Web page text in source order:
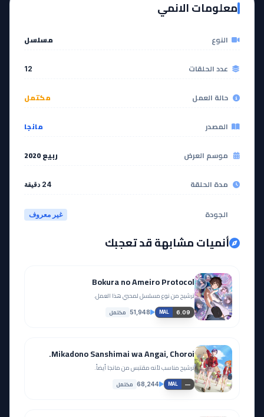
مشاهدة
معلومات الانمي
النوع مسلسل
عدد الحلقات 12
حالة العمل مكتمل
المصدر مانجا
موسم العرض ربيع 2020
مدة الحلقة 24 دقيقة
الجودة غير معروف
أنميات مشابهة قد تعجبك
Bokura no Ameiro Protocol
ترشيح من نوع مسلسل لمحبي هذا العمل.
MAL 6.09
51,948 مكتمل
Mikadono Sanshimai wa Angai, Choroi.
ترشيح مناسب لأنه مقتبس من مانجا أيضاً.
MAL —
68,244 مكتمل